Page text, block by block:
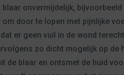
onvermijdelijk,
door te lopen met pijnlijke
er geen vuil in de wond
zo dicht mogelijk op de
de blaar en ontsmet de huid